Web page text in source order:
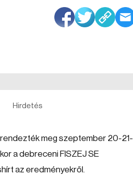
Hirdetés
meg szeptember 20-21-
a debreceni FISZEJ SE
az eredményekről.